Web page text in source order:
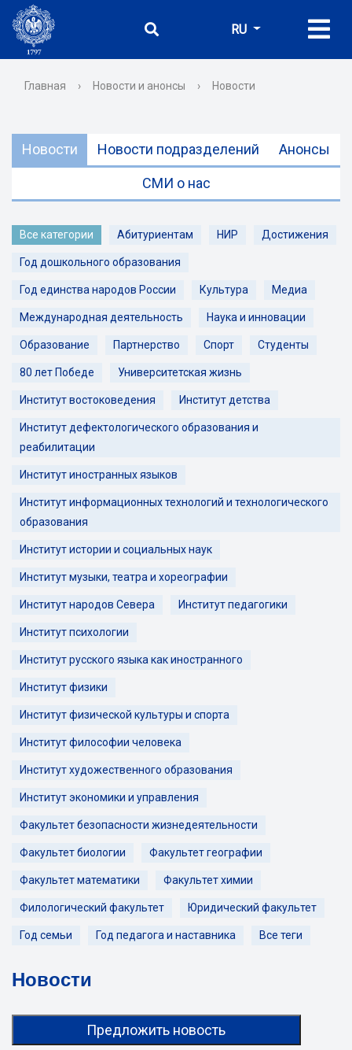
RU
Главная › Новости и анонсы › Новости
Новости Новости подразделений Анонсы
СМИ о нас
Все категории Абитуриентам НИР Достижения
Год дошкольного образования
Год единства народов России Культура Медиа
Международная деятельность Наука и инновации
Образование Партнерство Спорт Студенты
80 лет Победе Университетская жизнь
Институт востоковедения Институт детства
Институт дефектологического образования и
реабилитации
Институт иностранных языков
Институт информационных технологий и технологического
образования
Институт истории и социальных наук
Институт музыки, театра и хореографии
Институт народов Севера Институт педагогики
Институт психологии
Институт русского языка как иностранного
Институт физики
Институт физической культуры и спорта
Институт философии человека
Институт художественного образования
Институт экономики и управления
Факультет безопасности жизнедеятельности
Факультет биологии Факультет географии
Факультет математики Факультет химии
Филологический факультет Юридический факультет
Год семьи Год педагога и наставника Все теги
Новости
Предложить новость